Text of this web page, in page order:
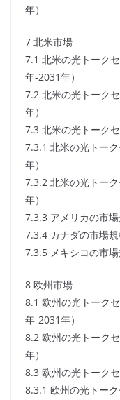
年）
7 北米市場
7.1 北米の光トーク
年-2031年）
7.2 北米の光トーク
年）
7.3 北米の光トーク
7.3.1 北米の光トー
年）
7.3.2 北米の光トー
年）
7.3.3 アメリカの市
7.3.4 カナダの市場
7.3.5 メキシコの市
8 欧州市場
8.1 欧州の光トーク
年-2031年）
8.2 欧州の光トーク
年）
8.3 欧州の光トーク
8.3.1 欧州の光トー